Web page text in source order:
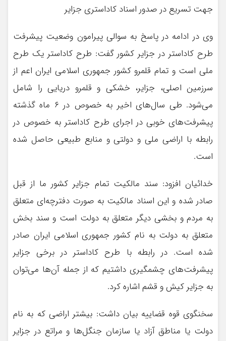
جهت تسریع در صدور اسناد کاداستری جزایر
وی در ادامه در پاسخ به سوالی پیرامون وضعیت پیشرفت
طرح کاداستر در جزایر کشور گفت: طرح کاداستر یک طرح
ملی است و تمام قلمرو کشور جمهوری اسلامی ایران اعم از
سرزمین اصلی، جزایر، خشکی و قلمرو دریایی را شامل
می‌شود. طی سال‌های اخیر به خصوص در ۶ ماه گذشته
پیشرفت‌های خوبی در اجرای طرح کاداستر به خصوص در
رابطه با اراضی ملی و دولتی و منابع طبیعی حاصل شده
است.
خدائیان افزود: سند مالکیت تمام جزایر کشور ما از قبل
صادر شده و این اسناد مالکیت به صورت دفترچه‌ای متعلق
به مردم و بخشی دیگر متعلق به دولت است و سند بخش
متعلق به دولت به نام کشور جمهوری اسلامی ایران صادر
شده است. در رابطه با طرح کاداستر در برخی جزایر
پیشرفت‌های چشمگیری داشتیم که از جمله آن‌ها می‌توان
به جزایر کیش و قشم اشاره کرد.
سخنگوی قوه قضاییه بیان داشت: بیشتر اراضی که به نام
دولت یا مناطق آزاد یا سازمان جنگل‌ها و مراتع در جزایر